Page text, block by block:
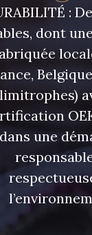
:
dont
une